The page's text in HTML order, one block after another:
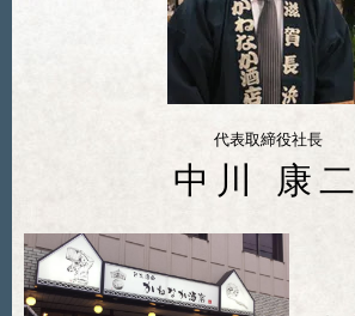
代表取締役社長
中川 康二